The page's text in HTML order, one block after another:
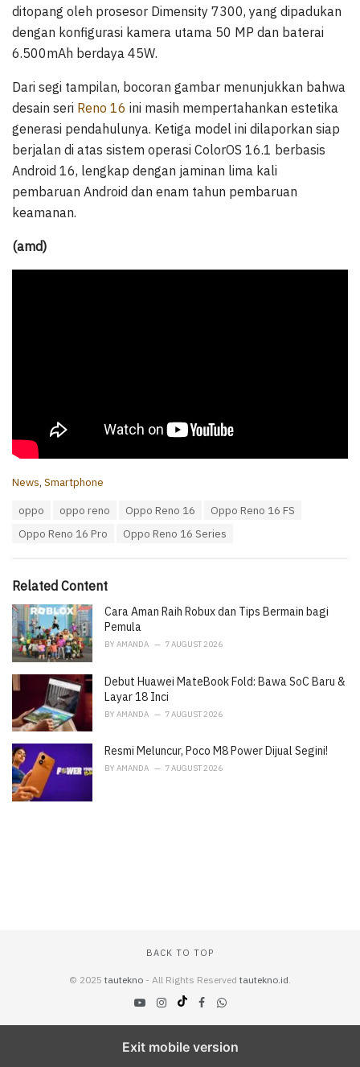
ditopang oleh prosesor Dimensity 7300, yang dipadukan
dengan konfigurasi kamera utama 50 MP dan baterai
6.500mAh berdaya 45W.
Dari segi tampilan, bocoran gambar menunjukkan bahwa
desain seri Reno 16 ini masih mempertahankan estetika
generasi pendahulunya. Ketiga model ini dilaporkan siap
berjalan di atas sistem operasi ColorOS 16.1 berbasis
Android 16, lengkap dengan jaminan lima kali
pembaruan Android dan enam tahun pembaruan
keamanan.
(amd)
C
i
s
:
News, Smartphone
oppo oppo reno Oppo Reno 16
Oppo Reno 16 FS
Oppo Reno 16 Pro
Oppo Reno 16 Series
Related Content
Cara Aman Raih Robux dan Tips Bermain bagi
Pemula
BY AMANDA 7 AUGUST 2026
Debut Huawei MateBook Fold: Bawa SoC Baru &
Layar 18 Inci
BY AMANDA 7 AUGUST 2026
Resmi Meluncur, Poco M8 Power Dijual Segini!
BY AMANDA 7 AUGUST 2026
BACK TO TOP
© 2025 tautekno - All Rights Reserved tautekno.id.
Exit mobile version